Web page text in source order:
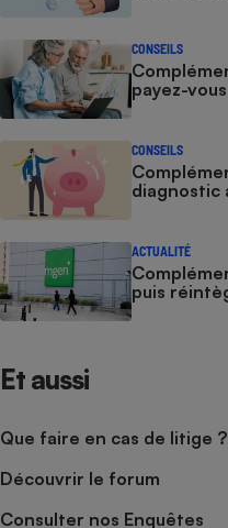
CONSEILS
payez-
CONSEILS
diagnostic
ACTUALITÉ
puis
Et aussi
Que faire en cas de litige ?
Découvrir le forum
Consulter nos Enquêtes